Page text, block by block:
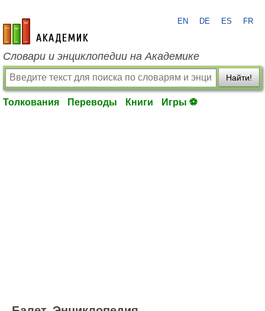
academic.ru
EN DE ES FR
Словари и энциклопедии на Академике
Найти!
Толкования Переводы Книги Игры ⚽